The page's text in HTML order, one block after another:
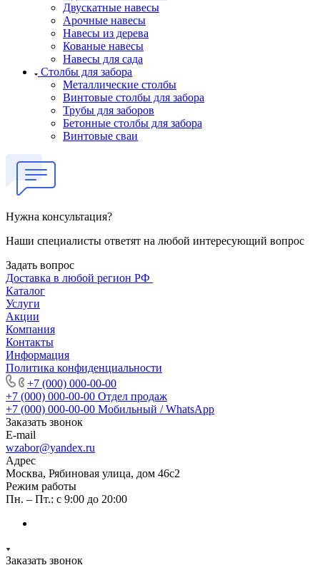
Двускатные навесы
Арочные навесы
Навесы из дерева
Кованые навесы
Навесы для сада
Столбы для забора
Металлические столбы
Винтовые столбы для забора
Трубы для заборов
Бетонные столбы для забора
Винтовые сваи
Нужна консультация?
Наши специалисты ответят на любой интересующий вопрос
Задать вопрос
Доставка в любой регион РФ
Каталог
Услуги
Акции
Компания
Контакты
Информация
Политика конфиденциальности
+7 (000) 000-00-00
+7 (000) 000-00-00 Отдел продаж
+7 (000) 000-00-00 Мобильный / WhatsApp
Заказать звонок
E-mail
wzabor@yandex.ru
Адрес
Москва, Рябиновая улица, дом 46с2
Режим работы
Пн. – Пт.: с 9:00 до 20:00
Заказать звонок